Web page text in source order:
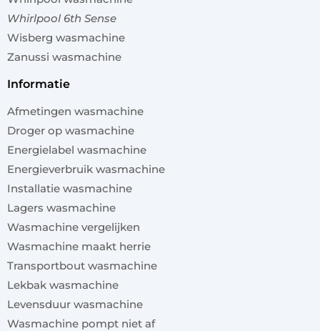
Whirlpool 6th Sense
Wisberg wasmachine
Zanussi wasmachine
informatie
Afmetingen wasmachine
Droger op wasmachine
Energielabel wasmachine
Energieverbruik wasmachine
Installatie wasmachine
Lagers wasmachine
Wasmachine vergelijken
Wasmachine maakt herrie
Transportbout wasmachine
Lekbak wasmachine
Levensduur wasmachine
Wasmachine pompt niet af